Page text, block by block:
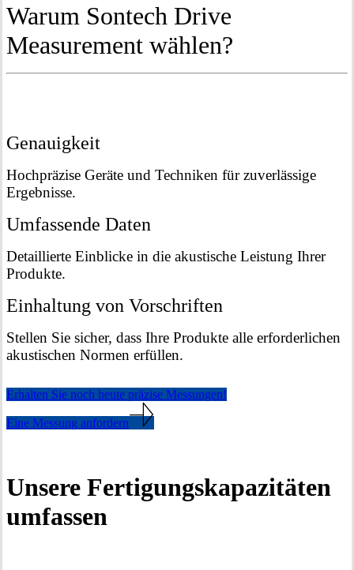
Warum Sontech Drive
Measurement wählen?
Genauigkeit
Hochpräzise Geräte und Techniken für zuverlässige
Ergebnisse.
Umfassende Daten
Detaillierte Einblicke in die akustische Leistung Ihrer
Produkte.
Einhaltung von Vorschriften
Stellen Sie sicher, dass Ihre Produkte alle erforderlichen
akustischen Normen erfüllen.
Erhalten Sie noch heute präzise Messungen!
Eine Messung anfordern
Unsere Fertigungskapazitäten
umfassen